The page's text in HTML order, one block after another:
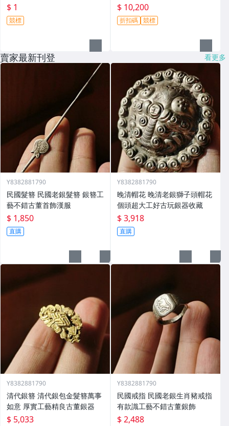
$ 1
競標
$ 10,200
折扣碼 競標
賣家最新刊登 看更多
Y8382881790
民國髮簪 民國老銀髮簪 銀簪工
藝不錯古董首飾漢服
$ 1,850
直購
Y8382881790
晚清帽花 晚清老銀獅子頭帽花
個頭超大工好古玩銀器收藏
$ 3,918
直購
Y8382881790
清代銀簪 清代銀包金髮簪萬事
如意 厚實工藝精良古董銀器
$ 5,033
Y8382881790
民國戒指 民國老銀生肖豬戒指
有款識工藝不錯古董銀飾
$ 2,488